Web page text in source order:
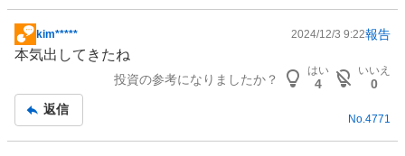
掲
示
事
kim***** 2024/12/3 9:22報告
本気出してきたね
投資の参考になりましたか？
はい
4
いいえ
0
返信
No. 4771